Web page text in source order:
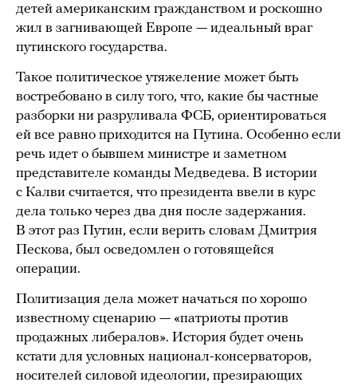
детей американским гражданством и роскошно
жил в загнивающей Европе — идеальный враг
путинского государства.
Такое политическое утяжеление может быть
востребовано в силу того, что, какие бы частные
разборки ни разруливала ФСБ, ориентироваться
ей все равно приходится на Путина. Особенно если
речь идет о бывшем министре и заметном
представителе команды Медведева. В истории
с Калви считается, что президента ввели в курс
дела только через два дня после задержания.
В этот раз Путин, если верить словам Дмитрия
Пескова, был осведомлен о готовящейся
операции.
Политизация дела может начаться по хорошо
известному сценарию — «патриоты против
продажных либералов». История будет очень
кстати для условных национал-консерваторов,
носителей силовой идеологии, презирающих